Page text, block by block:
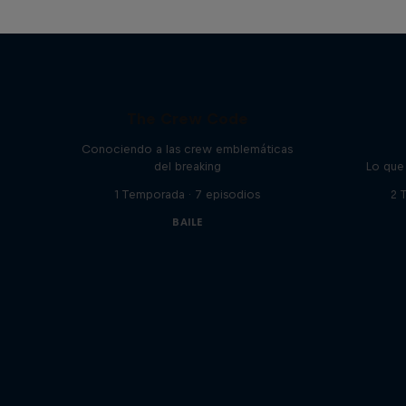
Conociendo a las crew emblemáticas
del breaking
1 Temporada · 7 episodios
BAILE
Lo
2